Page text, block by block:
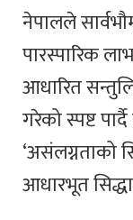
नेपालले
पारस्पारिक
आधारित
गरेको स्पष्ट
‘असंलग्नताको
आधारभूत